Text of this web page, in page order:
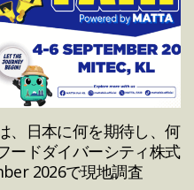
、日本に何を期待し、何
ードダイバーシティ株式
2026で現地調査